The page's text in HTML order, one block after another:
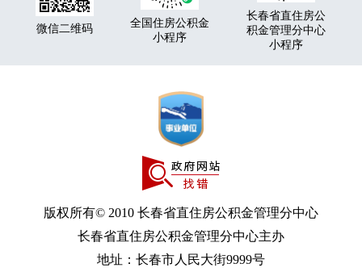
微信二维码
全国住房公积金
小程序
长春省直住房公
积金管理分中心
小程序
版权所有© 2010 长春省直住房公积金管理分中心
长春省直住房公积金管理分中心主办
地址：长春市人民大街9999号